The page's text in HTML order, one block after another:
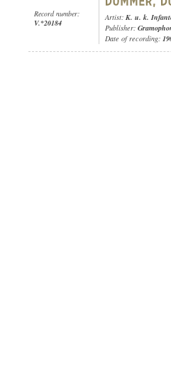
Record number:
V.*20184
Artist: K. u. k.
Publisher:
Date of recording: